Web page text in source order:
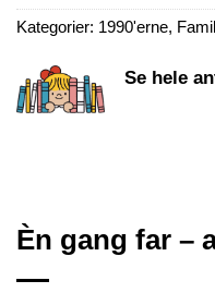
Kategorier: 1990'erne,
Se hele
Èn gang far –